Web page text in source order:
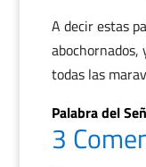
A decir estas
abochornados,
todas las
Palabra del
3